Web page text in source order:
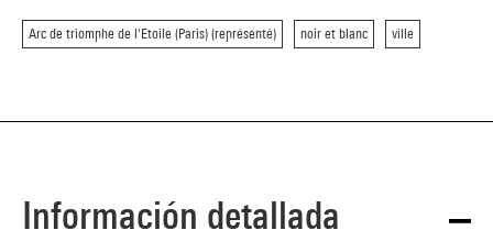
Arc de triomphe de l'Etoile (Paris) (représenté) noir et blanc ville
Información detallada